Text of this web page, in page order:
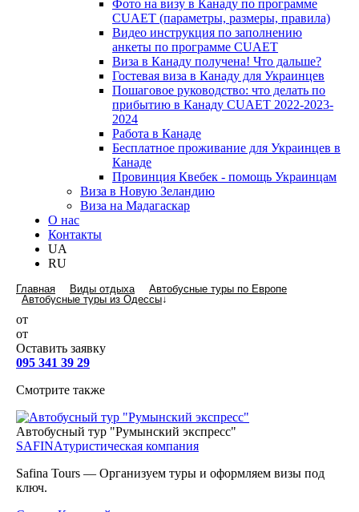
Фото на визу в Канаду по программе
CUAET (параметры, размеры, правила)
Видео инструкция по заполнению
анкеты по программе CUAET
Виза в Канаду получена! Что дальше?
Гостевая виза в Канаду для Украинцев
Пошаговое руководство: что делать по
прибытию в Канаду CUAET 2022-2023-
2024
Работа в Канаде
Бесплатное проживание для Украинцев в
Канаде
Провинция Квебек - помощь Украинцам
Виза в Новую Зеландию
Виза на Мадагаскар
О нас
Контакты
UA
RU
Главная Виды отдыха
Автобусные туры по Европе
Автобусные туры из Одессы↓
от
от
Оставить заявку
095 341 39 29
Смотрите также
Автобусный тур "Румынский экспресс"
SAFINAтуристическая компания
Safina Tours — Организуем туры и оформляем визы под
ключ.